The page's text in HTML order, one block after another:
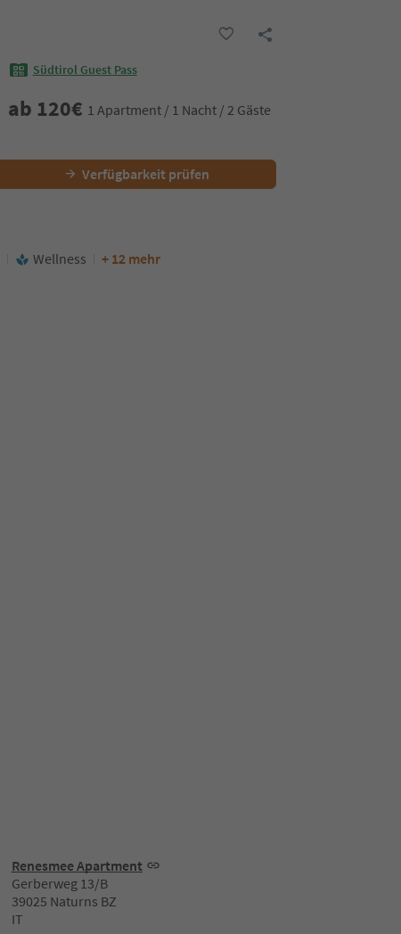
Südtirol Guest Pass
ab 120€ 1 Apartment / 1 Nacht / 2 Gäste
Verfügbarkeit prüfen
Wellness + 12 mehr
Renesmee Apartment
Gerberweg 13/B
39025 Naturns BZ
IT